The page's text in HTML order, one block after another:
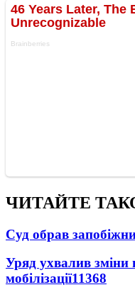
ЧИТАЙТЕ
Суд обрав
Уряд ухвалив зміни
мобілізації11368